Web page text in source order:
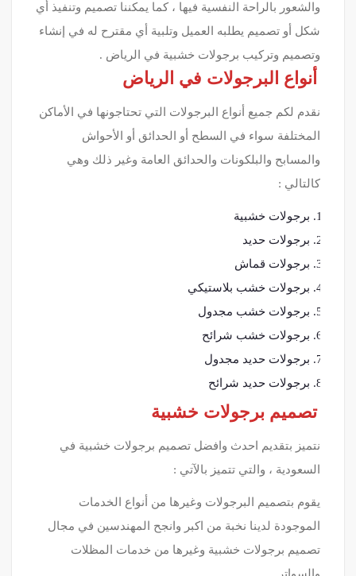
والشعور بالراحة النفسية فيها ، كما يمكننا تصميم وتنفيذ أي
شكل أو تصميم يطلبه العميل وتلبية أي مقترح له في إنشاء
وتصميم وتركيب برجولات خشبية في الرياض .
أنواع البرجولات في الرياض
نقدم لكم جميع أنواع البرجولات التي تحتاجونها في الأماكن
المختلفة سواء في السطح أو الحدائق أو الأحواش
والمسابح والبلكونات والحدائق العامة وغير ذلك وهي
كالتالي :
برجولات خشبية
برجولات حديد
برجولات قماش
برجولات خشب بلاستيكي
برجولات خشب مجدول
برجولات خشب شرائح
برجولات حديد مجدول
برجولات حديد شرائح
تصميم برجولات خشبية
نتميز بتقديم احدث وافضل تصميم برجولات خشبية في
السعودية ، والتي تتميز بالآتي :
يقوم بتصميم البرجولات وغيرها من أنواع الخدمات
الموجودة لدينا نخبة من اكبر وانجح المهندسين في مجال
تصميم برجولات خشبية وغيرها من خدمات المظلات